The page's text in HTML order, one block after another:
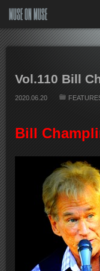
MUSE ON MUSE
Vol.110 Bill
2020.06.20
Bill